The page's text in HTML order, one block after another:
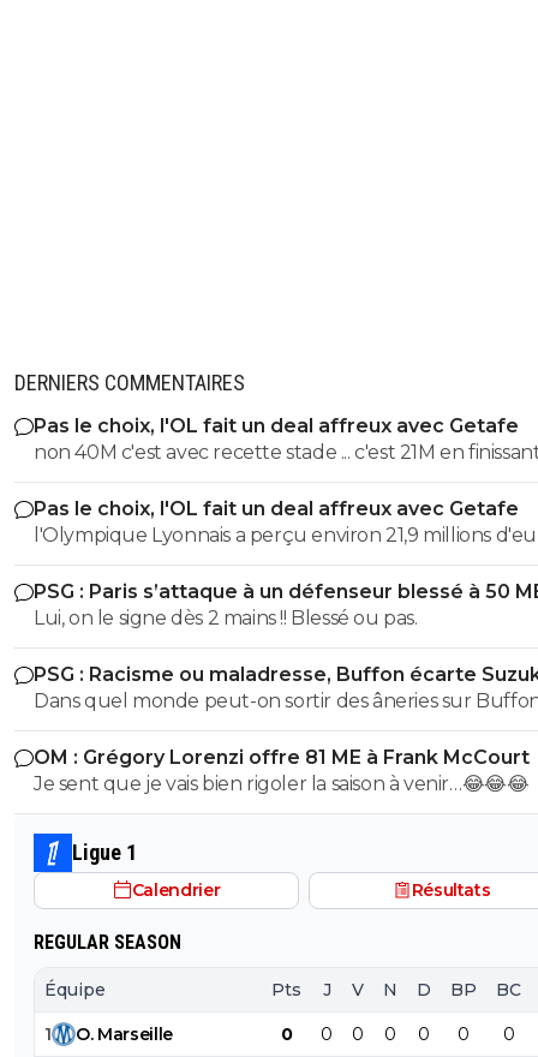
DERNIERS COMMENTAIRES
Pas le choix, l'OL fait un deal affreux avec Getafe
non 40M c'est avec recette stade ... c'est 21M en
et en sortant en 8eme alors que marseile c'est 53M
recette uefa
Pas le choix, l'OL fait un deal affreux avec Getafe
l'Olympique Lyonnais a perçu environ 21,9 millions
droits TV et de primes versés directement par l'UEFA
finissant 1er des poules et en sortant en 8eme. contre
pour marseille en ldc en etant sortie direct Le montant des
40M de 2025/2026 c'est avec la billetterie et recette
PSG : Paris s’attaque à un défenseur blessé à 50
Lui, on le signe dès 2 mains !! Blessé ou pas.
PSG : Racisme ou maladresse, Buffon écarte
Dans quel monde peut-on sortir des âneries sur
dire qu'il est raciste? Buffon connait très bien Suzuki ce
dernier évoluant Parme, l'un de sclubs cher à Buffon
(puisqu'il y a débuté). Vous ne vous dites juste pas qu'il
des choses (comme le style de vie ou l'hygiène ou
chose qui fait d'un jouer un vrai professionnel). Non
partez direct sur des considérations racistes... Ah la la...
OM : Grégory Lorenzi offre 81 ME à Frank McCourt
Je sent que je vais bien rigoler la saison à venir…😂😂😂
Ligue 1
Calendrier Résultats
REGULAR SEASON
Équipe Pts J V N D BP BC
1 O. Marseille 0 0 0 0 0 0 0